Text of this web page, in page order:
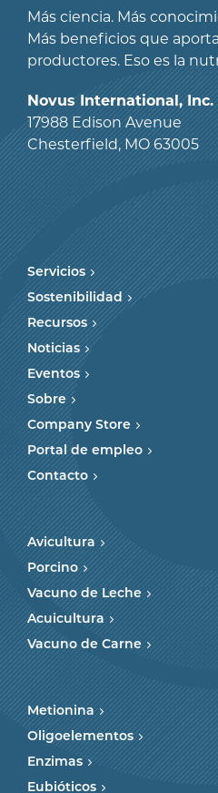
Más ciencia. Más
Más beneficios que
productores. Eso es la
Novus International, Inc.
17988 Edison Avenue
Chesterfield, MO 63005
Servicios
Sostenibilidad
Recursos
Noticias
Eventos
Sobre
Company Store
Portal de empleo
Contacto
Avicultura
Porcino
Vacuno de Leche
Acuicultura
Vacuno de Carne
Metionina
Oligoelementos
Enzimas
Eubióticos